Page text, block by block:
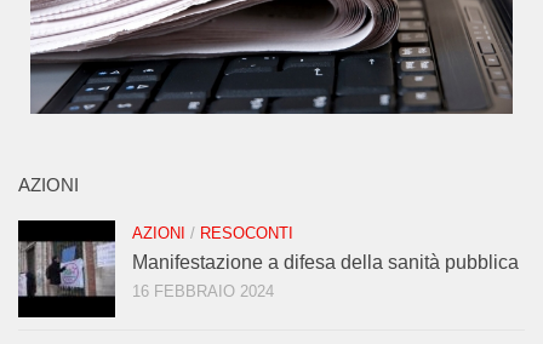
AZIONI
AZIONI / RESOCONTI
Manifestazione a difesa della sanità pubblica
16 FEBBRAIO 2024